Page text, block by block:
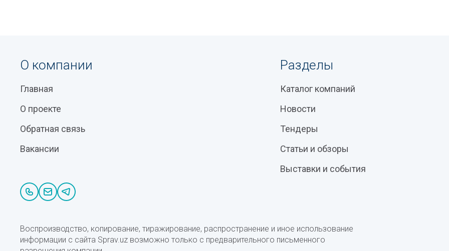
О компании
Главная
О проекте
Обратная связь
Вакансии
Разделы
Каталог компаний
Новости
Тендеры
Статьи и обзоры
Выставки и события
Воспроизводство, копирование, тиражирование, распространение и иное использование
информации с сайта Sprav.uz возможно только с предварительного письменного